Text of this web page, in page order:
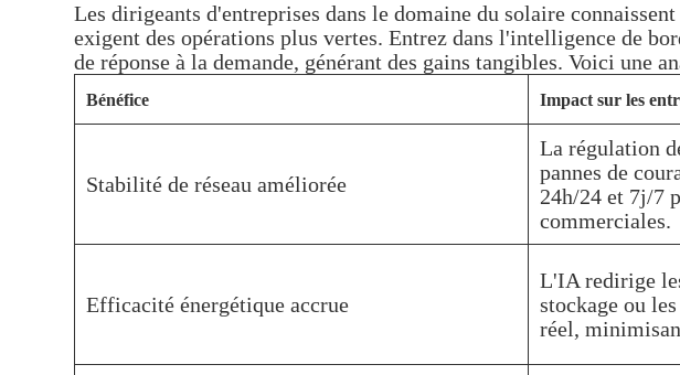
Les dirigeants d'entreprises dans le domaine du solaire
exigent des opérations plus vertes. Entrez dans l'intelligence de
de réponse à la demande, générant des gains tangibles. Voici une
Bénéfice Impact sur les
Stabilité de réseau améliorée
La régulation
pannes de
24h/24 et 7j/7
commerciales.
Efficacité énergétique accrue
L'IA redirige
stockage ou
réel,